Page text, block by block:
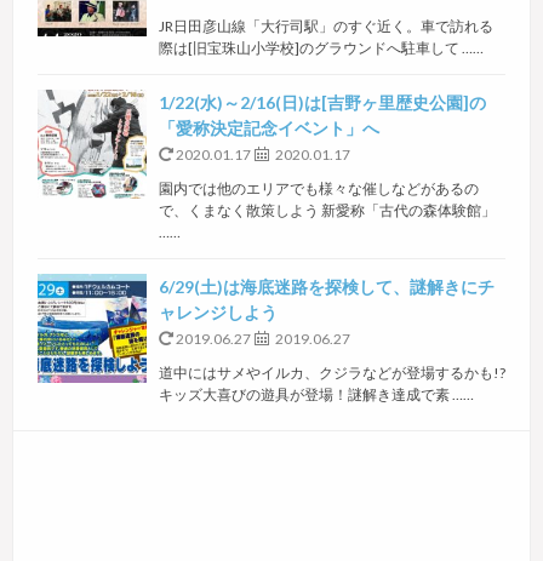
JR日田彦山線「大行司駅」のすぐ近く。車で訪れる
際は[旧宝珠山小学校]のグラウンドへ駐車して ……
1/22(水)～2/16(日)は[吉野ヶ里歴史公園]の
「愛称決定記念イベント」へ
2020.01.17
2020.01.17
園内では他のエリアでも様々な催しなどがあるの
で、くまなく散策しよう 新愛称「古代の森体験館」
……
6/29(土)は海底迷路を探検して、謎解きにチ
ャレンジしよう
2019.06.27
2019.06.27
道中にはサメやイルカ、クジラなどが登場するかも!?
キッズ大喜びの遊具が登場！謎解き達成で素 ……